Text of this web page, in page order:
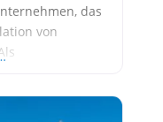
das
von
an.